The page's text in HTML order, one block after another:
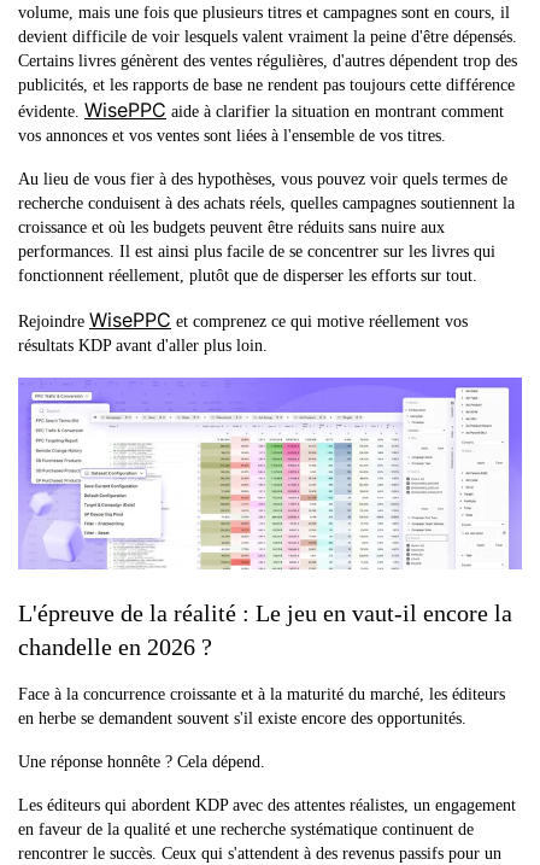
volume, mais une fois que plusieurs titres et campagnes sont en cours, il
devient difficile de voir lesquels valent vraiment la peine d'être dépensés.
Certains livres génèrent des ventes régulières, d'autres dépendent trop des
publicités, et les rapports de base ne rendent pas toujours cette différence
évidente. WisePPC aide à clarifier la situation en montrant comment
vos annonces et vos ventes sont liées à l'ensemble de vos titres.
Au lieu de vous fier à des hypothèses, vous pouvez voir quels termes de
recherche conduisent à des achats réels, quelles campagnes soutiennent la
croissance et où les budgets peuvent être réduits sans nuire aux
performances. Il est ainsi plus facile de se concentrer sur les livres qui
fonctionnent réellement, plutôt que de disperser les efforts sur tout.
Rejoindre WisePPC et comprenez ce qui motive réellement vos
résultats KDP avant d'aller plus loin.
L'épreuve de la réalité : Le jeu en vaut-il encore la
chandelle en 2026 ?
Face à la concurrence croissante et à la maturité du marché, les éditeurs
en herbe se demandent souvent s'il existe encore des opportunités.
Une réponse honnête ? Cela dépend.
Les éditeurs qui abordent KDP avec des attentes réalistes, un engagement
en faveur de la qualité et une recherche systématique continuent de
rencontrer le succès. Ceux qui s'attendent à des revenus passifs pour un